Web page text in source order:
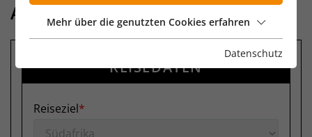
ANFRAGE
REISEDATEN
Reiseziel
Mehr über die genutzten Cookies erfahren
Datenschutz